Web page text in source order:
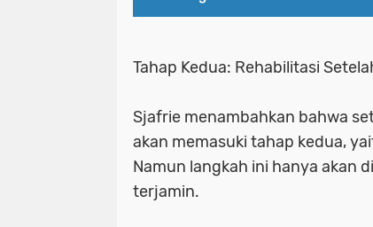
Tahap Kedua: Rehabilitasi
Sjafrie menambahkan bahwa
akan memasuki tahap kedua,
Namun langkah ini hanya akan
terjamin.